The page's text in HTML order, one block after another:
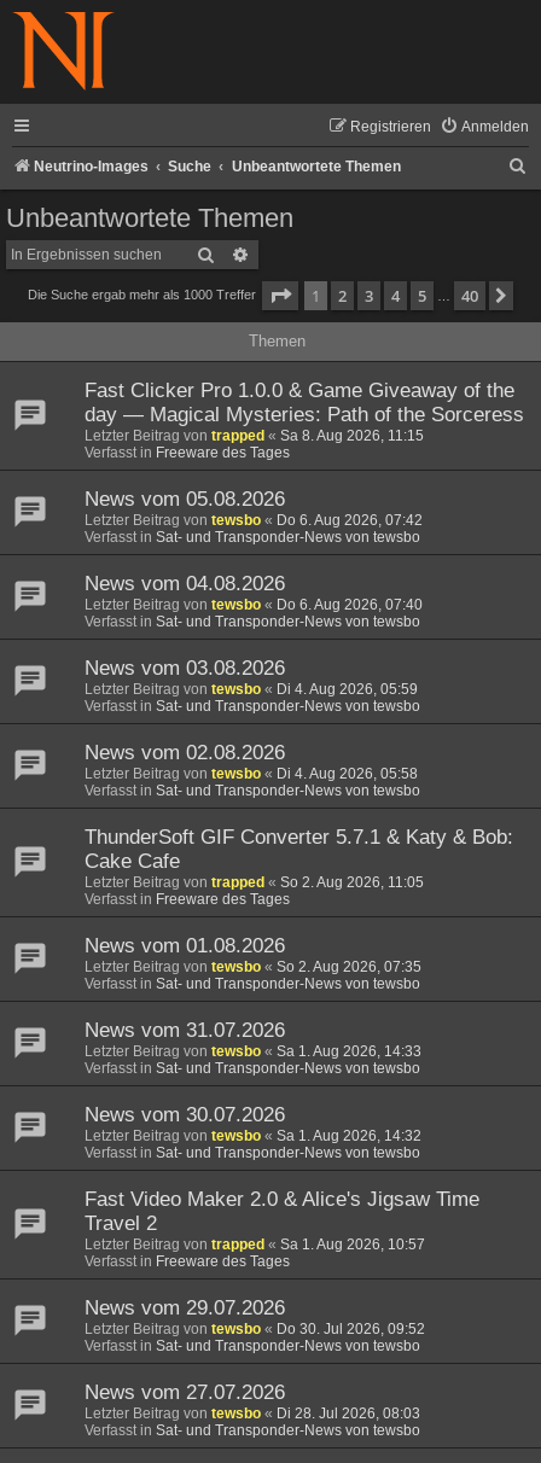
Anmelden
Registrieren
Neutrino-Images Suche Unbeantwortete Themen
Unbeantwortete Themen
Suche
Die Suche ergab mehr als 1000 Treffer Seite 1von 40
1 2 3 4 5 40
Themen
Fast Clicker Pro 1.0.0 & Game Giveaway of the
day — Magical Mysteries: Path of the Sorceress
Letzter Beitrag von trapped « Sa 8. Aug 2026, 11:15
Verfasst in Freeware des Tages
News vom 05.08.2026
Letzter Beitrag von tewsbo « Do 6. Aug 2026, 07:42
Verfasst in Sat- und Transponder-News von tewsbo
News vom 04.08.2026
Letzter Beitrag von tewsbo « Do 6. Aug 2026, 07:40
Verfasst in Sat- und Transponder-News von tewsbo
News vom 03.08.2026
Letzter Beitrag von tewsbo « Di 4. Aug 2026, 05:59
Verfasst in Sat- und Transponder-News von tewsbo
News vom 02.08.2026
Letzter Beitrag von tewsbo « Di 4. Aug 2026, 05:58
Verfasst in Sat- und Transponder-News von tewsbo
ThunderSoft GIF Converter 5.7.1 & Katy & Bob:
Cake Cafe
Letzter Beitrag von trapped « So 2. Aug 2026, 11:05
Verfasst in Freeware des Tages
News vom 01.08.2026
Letzter Beitrag von tewsbo « So 2. Aug 2026, 07:35
Verfasst in Sat- und Transponder-News von tewsbo
News vom 31.07.2026
Letzter Beitrag von tewsbo « Sa 1. Aug 2026, 14:33
Verfasst in Sat- und Transponder-News von tewsbo
News vom 30.07.2026
Letzter Beitrag von tewsbo « Sa 1. Aug 2026, 14:32
Verfasst in Sat- und Transponder-News von tewsbo
Fast Video Maker 2.0 & Alice's Jigsaw Time
Travel 2
Letzter Beitrag von trapped « Sa 1. Aug 2026, 10:57
Verfasst in Freeware des Tages
News vom 29.07.2026
Letzter Beitrag von tewsbo « Do 30. Jul 2026, 09:52
Verfasst in Sat- und Transponder-News von tewsbo
News vom 27.07.2026
Letzter Beitrag von tewsbo « Di 28. Jul 2026, 08:03
Verfasst in Sat- und Transponder-News von tewsbo